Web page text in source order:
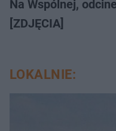
Na Wspólnej,
[ZDJĘCIA]
LOKALNIE: